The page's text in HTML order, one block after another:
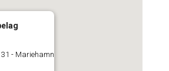
- Mariehamn